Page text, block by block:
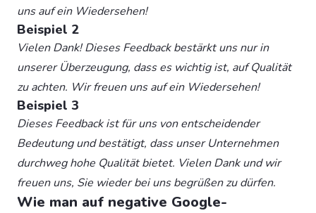
uns auf ein Wiedersehen!
Beispiel 2
Vielen Dank! Dieses Feedback bestärkt uns nur in
unserer Überzeugung, dass es wichtig ist, auf Qualität
zu achten. Wir freuen uns auf ein Wiedersehen!
Beispiel 3
Dieses Feedback ist für uns von entscheidender
Bedeutung und bestätigt, dass unser Unternehmen
durchweg hohe Qualität bietet. Vielen Dank und wir
freuen uns, Sie wieder bei uns begrüßen zu dürfen.
Wie man auf negative Google-